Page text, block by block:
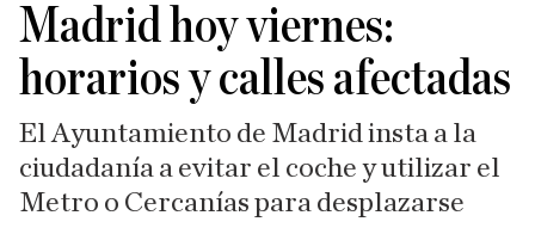
Madrid hoy viernes:
horarios y calles afectadas
El Ayuntamiento de Madrid insta a la
ciudadanía a evitar el coche y utilizar el
Metro o Cercanías para desplazarse